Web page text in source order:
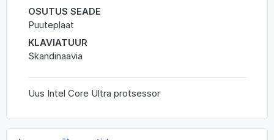
OSUTUS SEADE
Puuteplaat
KLAVIATUUR
Skandinaavia
Uus Intel Core Ultra protsessor